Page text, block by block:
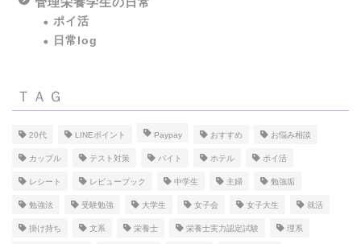
ポイ活
日常log
ＴＡＧ
20代 LINEポイント Paypay おすすめ お悩み相談
カップル テスト対策 バイト ホテル ポイ活
レシート レビューブック 中学生 主婦 勉強垢
勉強法 受験勉強 大学生 女子会 女子大生 就活
掛け持ち 文系 栄養士 栄養士実力認定試験 理系